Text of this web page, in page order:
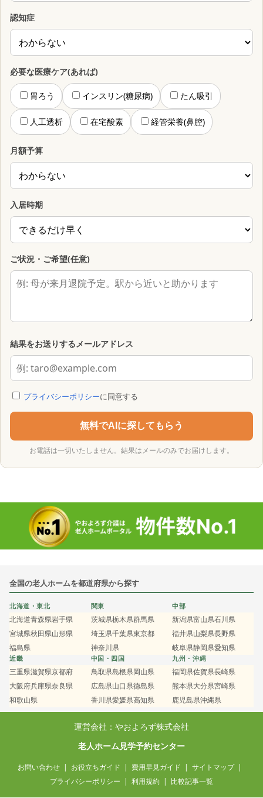
認知症
必要な医療ケア(あれば)
胃ろう インスリン(糖尿病) たん吸引
人工透析 在宅酸素 経管栄養(鼻腔)
月額予算
入居時期
ご状況・ご希望(任意)
結果をお送りするメールアドレス
プライバシーポリシーに同意する
無料でAIに探してもらう
お電話は一切いたしません。結果はメールのみでお届けします。
全国の老人ホームを都道府県から探す
北海道・東北
北海道青森県岩手県
宮城県秋田県山形県
福島県
関東
茨城県栃木県群馬県
埼玉県千葉県東京都
神奈川県
中部
新潟県富山県石川県
福井県山梨県長野県
岐阜県静岡県愛知県
近畿
三重県滋賀県京都府
大阪府兵庫県奈良県
和歌山県
中国・四国
鳥取県島根県岡山県
広島県山口県徳島県
香川県愛媛県高知県
九州・沖縄
福岡県佐賀県長崎県
熊本県大分県宮崎県
鹿児島県沖縄県
運営会社：やおよろず株式会社
老人ホーム見学予約センター
お問い合わせ お役立ちガイド 費用早見ガイド
サイトマップ
プライバシーポリシー
利用規約 比較記事一覧